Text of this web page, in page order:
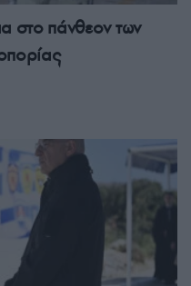
στο πάνθεον των